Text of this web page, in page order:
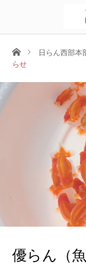
ホーム日らん西部本
らせ
優らん（